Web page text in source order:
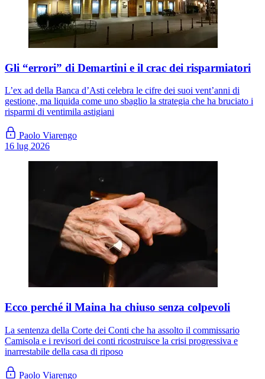
Gli “errori” di Demartini e il crac dei risparmiatori
L’ex ad della Banca d’Asti celebra le cifre dei suoi vent’anni di
gestione, ma liquida come uno sbaglio la strategia che ha bruciato i
risparmi di ventimila astigiani
Paolo Viarengo
16 lug 2026
Ecco perché il Maina ha chiuso senza colpevoli
La sentenza della Corte dei Conti che ha assolto il commissario
Camisola e i revisori dei conti ricostruisce la crisi progressiva e
inarrestabile della casa di riposo
Paolo Viarengo